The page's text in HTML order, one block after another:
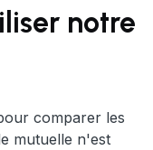
notre
comparer les
mutuelle n'est